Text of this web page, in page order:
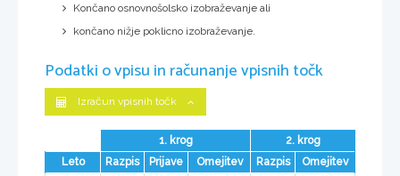
Končano osnovnošolsko izobraževanje ali
končano nižje poklicno izobraževanje.
Podatki o vpisu in računanje vpisnih točk
Izračun vpisnih točk
1. krog
2. krog
Leto
Razpis Prijave Omejitev Razpis
Omejitev